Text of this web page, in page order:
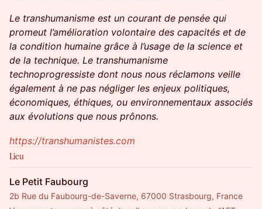
Le transhumanisme est un courant de pensée qui
promeut l’amélioration volontaire des capacités et de
la condition humaine grâce à l’usage de la science et
de la technique. Le transhumanisme
technoprogressiste dont nous nous réclamons veille
également à ne pas négliger les enjeux politiques,
économiques, éthiques, ou environnementaux associés
aux évolutions que nous prônons.
https://transhumanistes.com
Lieu
Le Petit Faubourg
2b Rue du Faubourg-de-Saverne, 67000 Strasbourg, France